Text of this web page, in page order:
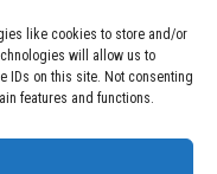
like cookies to store and/or
will allow us to
IDs on this site. Not consenting
features and functions.